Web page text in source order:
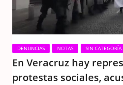
DENUNCIAS NOTAS SIN CATEGORÍA
En Veracruz hay
protestas sociales,